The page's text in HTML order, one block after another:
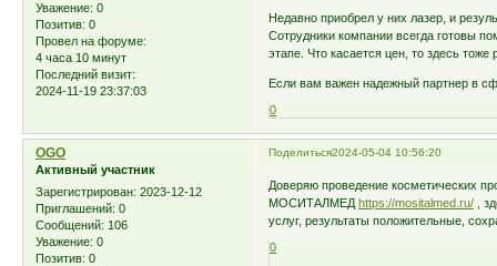
Уважение: 0
Позитив: 0
Провел на форуме:
4 часа 10 минут
Последний визит:
2024-11-19 23:37:03
Недавно приобрел у них лазер, и
Сотрудники компании всегда готовы
этапе. Что касается цен, то здесь
Если вам важен надежный партнер в
0
Поделиться2024-05-04 10:56:20
OGO
Активный участник
Зарегистрирован: 2023-12-12
Приглашений: 0
Сообщений: 106
Уважение: 0
Позитив: 0
Доверяю проведение косметических
МОСИТАЛМЕДhttps://mositalmed.ru/ ,
услуг, результаты положительные,
0